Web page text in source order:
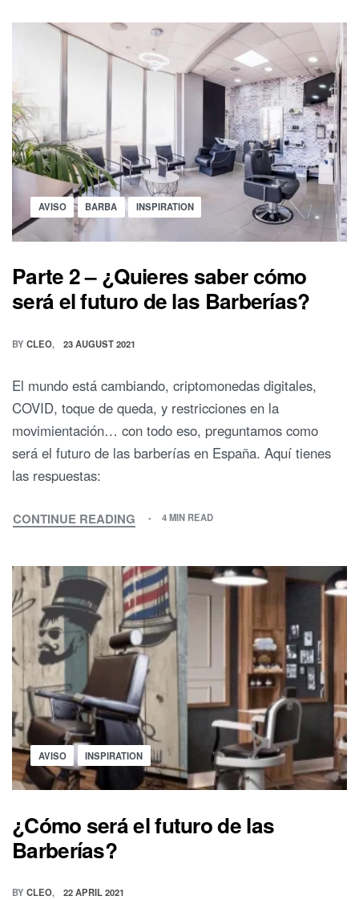
OPEN
CART
MI
CUENTA
Posted
in
AVISO BARBA INSPIRATION
Parte 2 – ¿Quieres saber cómo
será el futuro de las Barberías?
BY CLEO 23 AUGUST 2021
El mundo está cambiando, criptomonedas digitales,
COVID, toque de queda, y restricciones en la
movimientación… con todo eso, preguntamos como
será el futuro de las barberías en España. Aquí tienes
las respuestas:
CONTINUE READING
PARTE
–
¿QUIERES
SABER
CÓMO
SERÁ
EL
FUTURO
DE
LAS
BARBERÍAS?
4 MIN READ
Posted
AVISO INSPIRATION
¿Cómo será el futuro de las
Barberías?
BY CLEO 22 APRIL 2021